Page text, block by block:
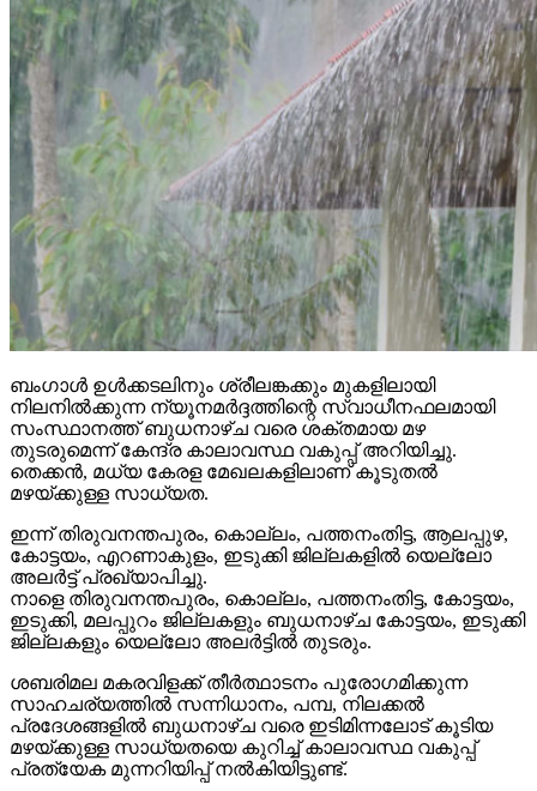
ബംഗാള്‍ ഉള്‍ക്കടലിനും ശ്രീലങ്കക്കും മുകളിലായി
നിലനില്‍ക്കുന്ന ന്യൂനമര്‍ദ്ദത്തിന്റെ സ്വാധീനഫലമായി
സംസ്ഥാനത്ത് ബുധനാഴ്ച വരെ ശക്തമായ മഴ
തുടരുമെന്ന് കേന്ദ്ര കാലാവസ്ഥ വകുപ്പ് അറിയിച്ചു.
തെക്കന്‍, മധ്യ കേരള മേഖലകളിലാണ് കൂടുതല്‍
മഴയ്ക്കുള്ള സാധ്യത.
ഇന്ന് തിരുവനന്തപുരം, കൊല്ലം, പത്തനംതിട്ട, ആലപ്പുഴ,
കോട്ടയം, എറണാകുളം, ഇടുക്കി ജില്ലകളില്‍ യെല്ലോ
അലര്‍ട്ട് പ്രഖ്യാപിച്ചു.
നാളെ തിരുവനന്തപുരം, കൊല്ലം, പത്തനംതിട്ട, കോട്ടയം,
ഇടുക്കി, മലപ്പുറം ജില്ലകളും ബുധനാഴ്ച കോട്ടയം, ഇടുക്കി
ജില്ലകളും യെല്ലോ അലര്‍ട്ടില്‍ തുടരും.
ശബരിമല മകരവിളക്ക് തീര്‍ത്ഥാടനം പുരോഗമിക്കുന്ന
സാഹചര്യത്തില്‍ സന്നിധാനം, പമ്പ, നിലക്കല്‍
പ്രദേശങ്ങളില്‍ ബുധനാഴ്ച വരെ ഇടിമിന്നലോട് കൂടിയ
മഴയ്ക്കുള്ള സാധ്യതയെ കുറിച്ച് കാലാവസ്ഥ വകുപ്പ്
പ്രത്യേക മുന്നറിയിപ്പ് നല്‍കിയിട്ടുണ്ട്.